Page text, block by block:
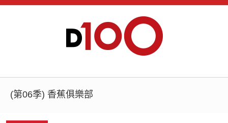
(第06季) 香蕉俱樂部